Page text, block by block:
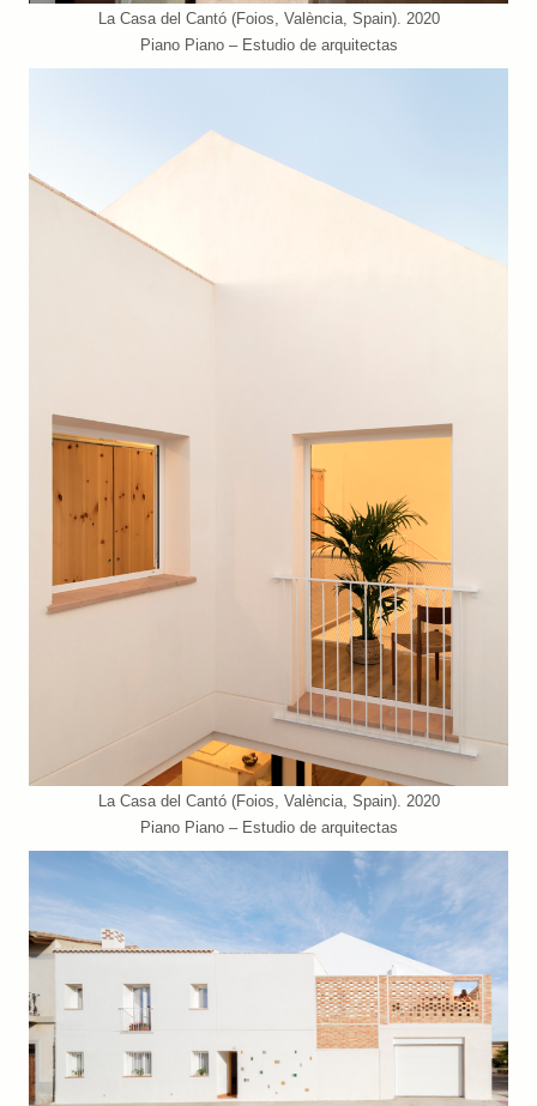
La Casa del Cantó (Foios, València, Spain). 2020
Piano Piano – Estudio de arquitectas
La Casa del Cantó (Foios, València, Spain). 2020
Piano Piano – Estudio de arquitectas